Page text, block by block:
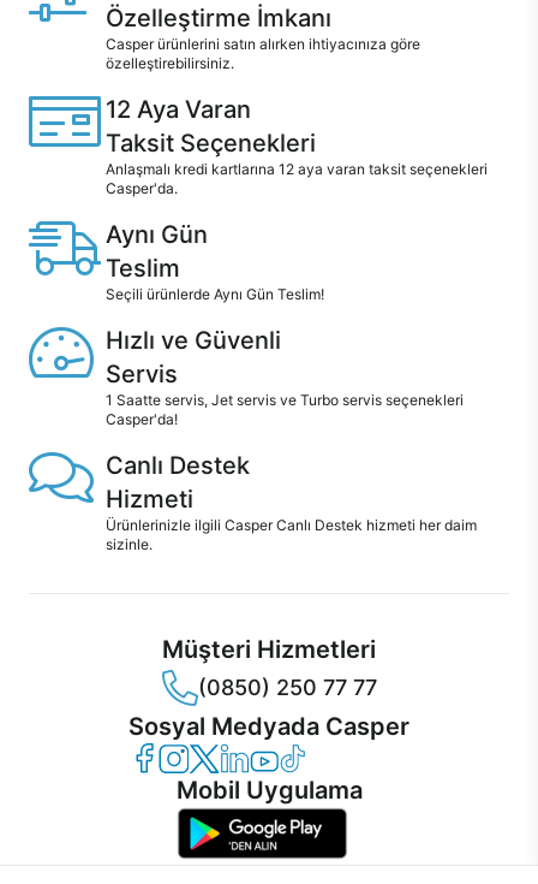
Özelleştirme İmkanı
Casper ürünlerini satın alırken ihtiyacınıza göre
özelleştirebilirsiniz.
12 Aya Varan
Taksit Seçenekleri
Anlaşmalı kredi kartlarına 12 aya varan taksit seçenekleri
Casper'da.
Aynı Gün
Teslim
Seçili ürünlerde Aynı Gün Teslim!
Hızlı ve Güvenli
Servis
1 Saatte servis, Jet servis ve Turbo servis seçenekleri
Casper'da!
Canlı Destek
Hizmeti
Ürünlerinizle ilgili Casper Canlı Destek hizmeti her daim
sizinle.
Müşteri Hizmetleri
(0850) 250 77 77
Sosyal Medyada Casper
Casper Facebook
Casper Instagram
Casper Twitter
Casper LinkedIn
Casper YouTube
Casper TikTok
Mobil Uygulama